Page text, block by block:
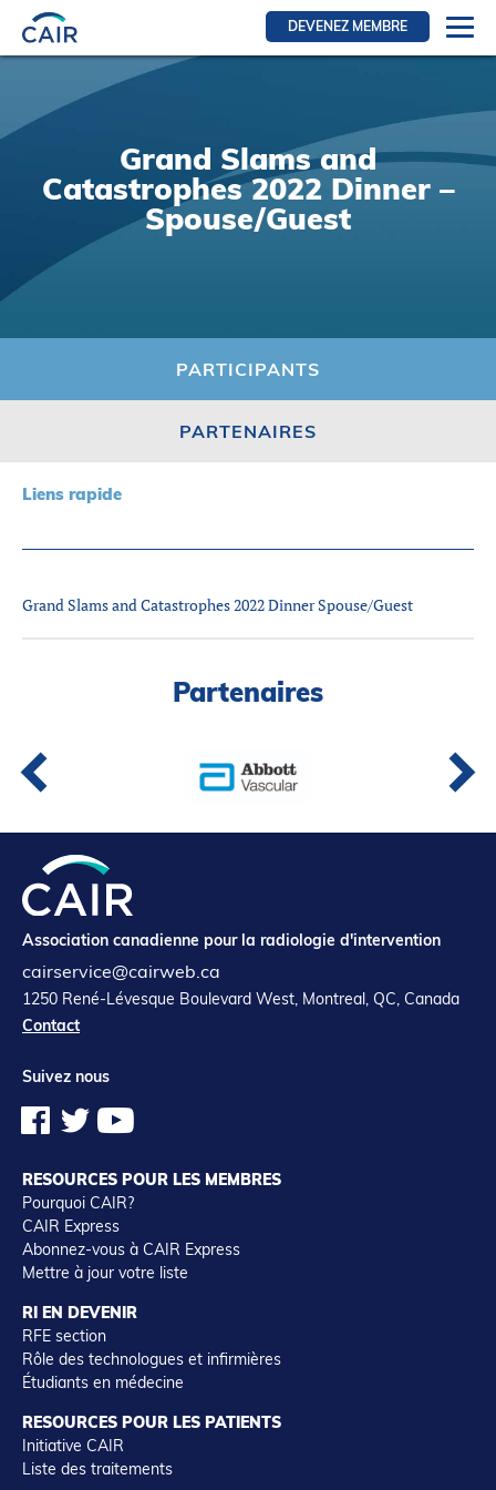
DEVENEZ MEMBRE
Se connecter
Ressources pour les membres
RFE Section
Ressources pour les patients
Partenaires
COVID-19
Grand Slams and
Catastrophes 2022 Dinner –
Spouse/Guest
PARTICIPANTS
PARTENAIRES
Liens rapide
Grand Slams and Catastrophes 2022 Dinner Spouse/Guest
Partenaires
Association canadienne pour la radiologie d'intervention
cairservice@cairweb.ca
1250 René-Lévesque Boulevard West, Montreal, QC, Canada
Contact
Suivez nous
RESOURCES POUR LES MEMBRES
Pourquoi CAIR?
CAIR Express
Abonnez-vous à CAIR Express
Mettre à jour votre liste
RI EN DEVENIR
RFE section
Rôle des technologues et infirmières
Étudiants en médecine
RESOURCES POUR LES PATIENTS
Initiative CAIR
Liste des traitements